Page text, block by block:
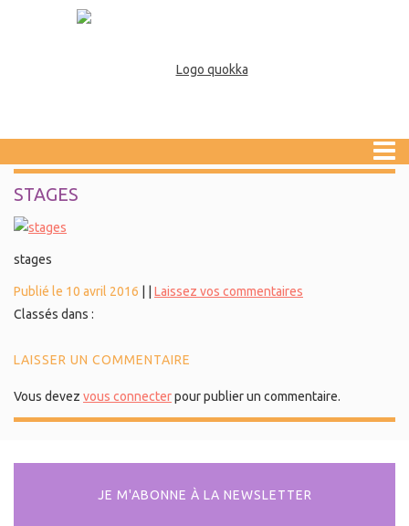
STAGES
stages
Publié le 10 avril 2016
Laissez vos commentaires
Classés dans :
LAISSER UN COMMENTAIRE
Vous devez vous connecterpour publier un commentaire.
JE M'ABONNE À LA NEWSLETTER